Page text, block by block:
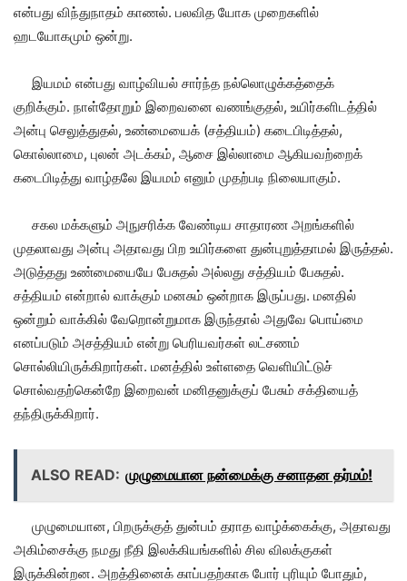
என்பது விந்துநாதம் காணல். பலவித யோக முறைகளில்
ஹடயோகமும் ஒன்று.
இயமம் என்பது வாழ்வியல் சார்ந்த நல்லொழுக்கத்தைக்
குறிக்கும். நாள்தோறும் இறைவனை வணங்குதல், உயிர்களிடத்தில்
அன்பு செலுத்துதல், உண்மையைக் (சத்தியம்) கடைபிடித்தல்,
கொல்லாமை, புலன் அடக்கம், ஆசை இல்லாமை ஆகியவற்றைக்
கடைபிடித்து வாழ்தலே இயமம் எனும் முதற்படி நிலையாகும்.
சகல மக்களும் அநுசரிக்க வேண்டிய சாதாரண அறங்களில்
முதலாவது அன்பு அதாவது பிற உயிர்களை துன்புறுத்தாமல் இருத்தல்.
அடுத்தது உண்மையையே பேசுதல் அல்லது சத்தியம் பேசுதல்.
சத்தியம் என்றால் வாக்கும் மனசும் ஒன்றாக இருப்பது. மனதில்
ஒன்றும் வாக்கில் வேறொன்றுமாக இருந்தால் அதுவே பொய்மை
எனப்படும் அசத்தியம் என்று பெரியவர்கள் லட்சணம்
சொல்லியிருக்கிறார்கள். மனத்தில் உள்ளதை வெளியிட்டுச்
சொல்வதற்கென்றே இறைவன் மனிதனுக்குப் பேசும் சக்தியைத்
தந்திருக்கிறார்.
ALSO READ: முழுமையான நன்மைக்கு சனாதன தர்மம்!
முழுமையான, பிறருக்குத் துன்பம் தராத வாழ்க்கைக்கு, அதாவது
அகிம்சைக்கு நமது நீதி இலக்கியங்களில் சில விலக்குகள்
இருக்கின்றன. அறத்தினைக் காப்பதற்காக போர் புரியும் போதும்,